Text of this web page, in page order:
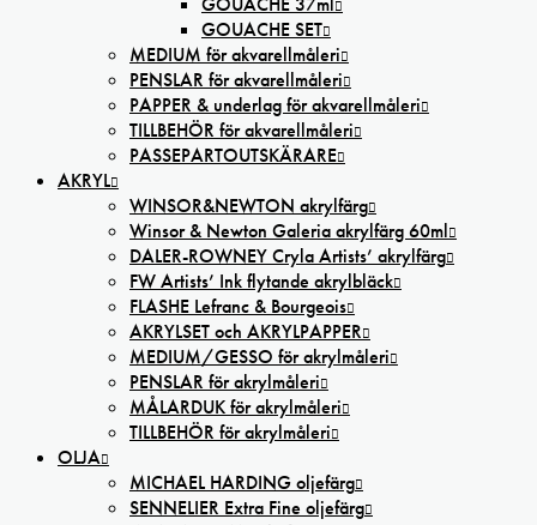
GOUACHE SET
MEDIUM för akvarellmåleri
PENSLAR för akvarellmåleri
PAPPER & underlag för akvarellmåleri
TILLBEHÖR för akvarellmåleri
PASSEPARTOUTSKÄRARE
AKRYL
WINSOR&NEWTON akrylfärg
Winsor & Newton Galeria akrylfärg 60ml
DALER-ROWNEY Cryla Artists’ akrylfärg
FW Artists’ Ink flytande akrylbläck
FLASHE Lefranc & Bourgeois
AKRYLSET och AKRYLPAPPER
MEDIUM/GESSO för akrylmåleri
PENSLAR för akrylmåleri
MÅLARDUK för akrylmåleri
TILLBEHÖR för akrylmåleri
OLJA
MICHAEL HARDING oljefärg
SENNELIER Extra Fine oljefärg